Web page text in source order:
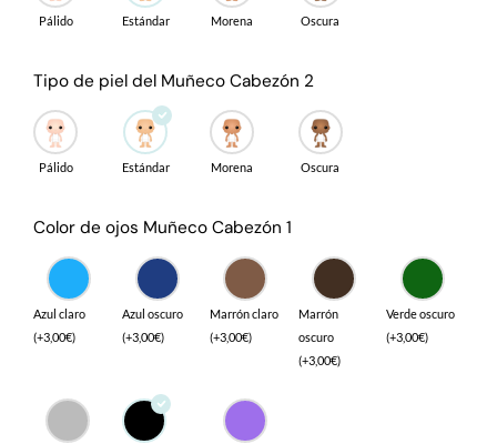
Pálido Estándar Morena Oscura
Tipo de piel del Muñeco Cabezón 2
Pálido Estándar Morena Oscura
Color de ojos Muñeco Cabezón 1
Azul claro
(+3,00€)
Azul oscuro
(+3,00€)
Marrón claro
(+3,00€)
Marrón
oscuro
(+3,00€)
Verde oscuro
(+3,00€)